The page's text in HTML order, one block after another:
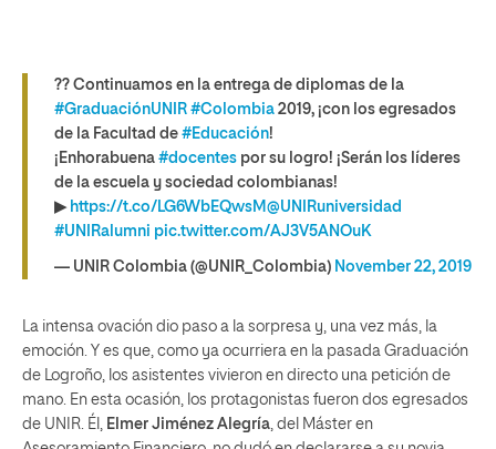
?? Continuamos en la entrega de diplomas de la
#GraduaciónUNIR #Colombia 2019, ¡con los egresados
de la Facultad de #Educación!
¡Enhorabuena #docentes por su logro! ¡Serán los líderes
de la escuela y sociedad colombianas!
▶ https://t.co/LG6WbEQwsM @UNIRuniversidad
#UNIRalumni pic.twitter.com/AJ3V5ANOuK
— UNIR Colombia (@UNIR_Colombia) November 22, 2019
La intensa ovación dio paso a la sorpresa y, una vez más, la
emoción. Y es que, como ya ocurriera en la pasada Graduación
de Logroño, los asistentes vivieron en directo una petición de
mano. En esta ocasión, los protagonistas fueron dos egresados
de UNIR. Él, Elmer Jiménez Alegría, del Máster en